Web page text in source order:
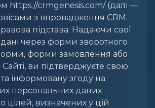
https://crmgenesis.com/(далі —
з впровадження CRM.
підстава: Надаючи свої
через форми зворотного
форми замовлення або
Сайті, ви підтверджуєте свою
інформовану згоду на
персональних даних
цілей, визначених у цій